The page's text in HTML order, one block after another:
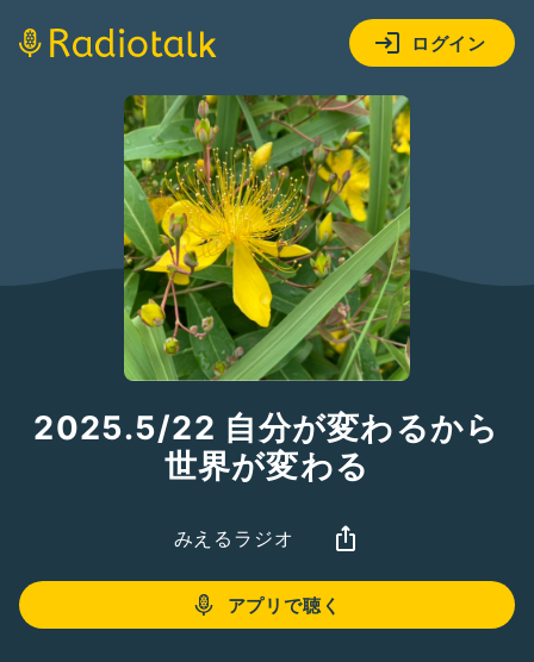
ログイン
2025.5/22 自分が変わるから
世界が変わる
みえるラジオ
アプリで聴く